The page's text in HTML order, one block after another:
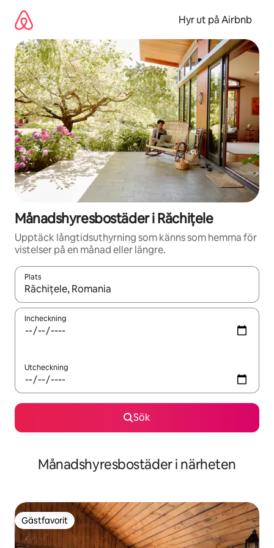
innehåll
Hyr ut på Airbnb
Månadshyresbostäder i Răchițele
Upptäck långtidsuthyrning som känns som hemma för
vistelser på en månad eller längre.
Plats
När resultaten är tillgängliga kan du navigera med upp- och
Incheckning
Utcheckning
Sök
Månadshyresbostäder i närheten
Gästfavorit
Gästfavorit